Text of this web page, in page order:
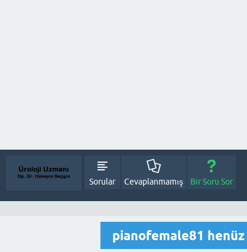
Sorular Cevaplanmamış Bir Soru Sor
pianofemale81